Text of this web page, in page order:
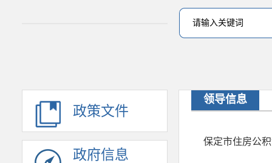
政策文件
政府信息
领导信息
保定市住房公